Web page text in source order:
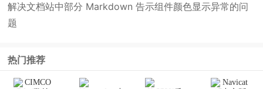
解决文档站中部分 Markdown 告示组件颜色显示异常的问
题
热门推荐